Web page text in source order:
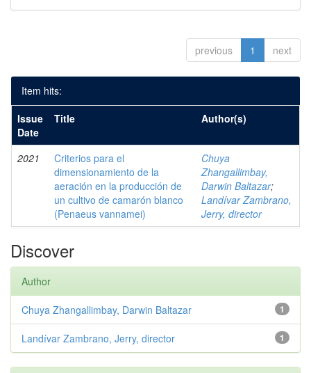
previous 1 next
Item hits:
Issue
Date
Title Author(s)
2021
Criterios para el
dimensionamiento de la
aeración en la producción de
un cultivo de camarón blanco
(Penaeus vannamei)
Chuya
Zhangallimbay,
Darwin Baltazar;
Landívar Zambrano,
Jerry, director
Discover
Author
1
Chuya Zhangallimbay, Darwin Baltazar
1
Landívar Zambrano, Jerry, director